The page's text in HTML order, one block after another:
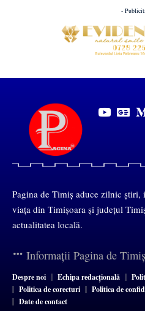
-
Pagina de Timiș aduce zilnic
viața din Timișoara și județul
actualitatea locală.
Informații Pagina de Timiș
Despre noi Echipa redacțională
Politica de corecturi
Politica de
Date de contact